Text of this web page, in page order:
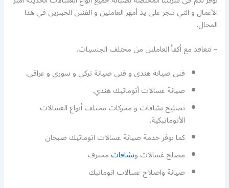
الأعمال و التي تنجز على يد أمهر العاملين و الفنين الخبيرين في هذا
المجال.
– نتعاقد مع أكفأ العاملين من مختلف الجنسيات.
فني صيانة هندي و فني صيانة تركي و سوري و عراقي.
صيانة غسالات أتوماتيك هندي.
تصليح نشافات و محركات مختلف أنواع الغسالات
الأتوماتيكية.
كما نوفر خدمة صيانة غسالات اتوماتيك صبحان
مصلح غسالات ونشافاتمحترف
صيانة واصلاح غسالات اتوماتيك